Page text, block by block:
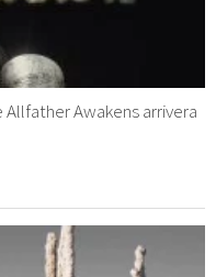
Awakens arrivera